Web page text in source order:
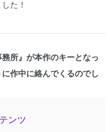
た！
所』が本作のキーとなっ
作中に絡んでくるのでし
ンツ